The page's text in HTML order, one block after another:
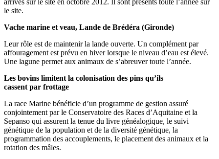
le site.
Vache marine et veau, Lande de Brédéra (Gironde)
Leur rôle est de maintenir la lande ouverte. Un complément par
affouragement est prévu en hiver lorsque le niveau d’eau est élevé.
Une lagune permet aux animaux de s’abreuver toute l’année.
Les bovins limitent la colonisation des pins qu’ils
cassent par frottage
La race Marine bénéficie d’un programme de gestion assuré
conjointement par le Conservatoire des Races d’Aquitaine et la
Sepanso qui assurent la tenue du livre généalogique, le suivi
génétique de la population et de la diversité génétique, la
programmation des accouplements, le placement des animaux et la
rotation des mâles.